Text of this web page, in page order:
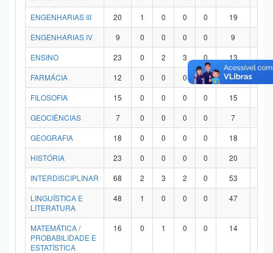
ENGENHARIAS III
20 1 0 0 0 19
ENGENHARIAS IV
9 0 0 0 0 9
ENSINO
23 0 2 3 0 13
FARMÁCIA
12 0 0 0 0 12
FILOSOFIA
15 0 0 0 0 15
GEOCIÊNCIAS
7 0 0 0 0 7
GEOGRAFIA
18 0 0 0 0 18
HISTÓRIA
23 0 0 0 0 20
INTERDISCIPLINAR
68 2 3 2 0 53
LINGUÍSTICA E
LITERATURA
48 1 0 0 0 47
MATEMÁTICA /
PROBABILIDADE E
ESTATÍSTICA
16 0 1 0 0 14